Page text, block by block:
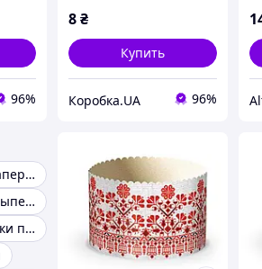
96%
8₴
Купить
Коробка.UA 96%
Держатель для паперових рушників
Набор форм для выпечки
Форма для выпечки пасхи